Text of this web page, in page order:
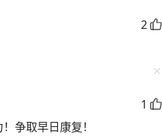
2
1
争取早日康复！